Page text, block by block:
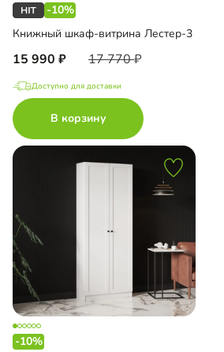
-10%
Книжный шкаф-витрина Лестер-3
15 990 17 770
Доступно для доставки
В корзину
-10%